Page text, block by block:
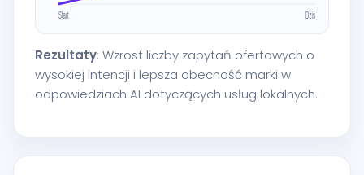
Rezultaty: Wzrost liczby zapytań ofertowych o
wysokiej intencji i lepsza obecność marki w
odpowiedziach AI dotyczących usług lokalnych.